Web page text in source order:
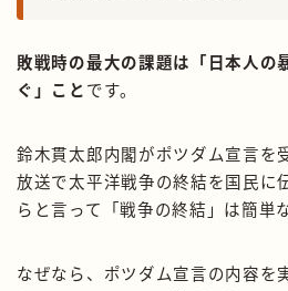
敗戦時の最大の課題は「日本人の
ぐ」こと です。
鈴木貫太郎内閣がポツダム宣言を
放送で太平洋戦争の終結を国民に
らと言って「戦争の終結」は簡単
なぜなら、ポツダム宣言の内容を